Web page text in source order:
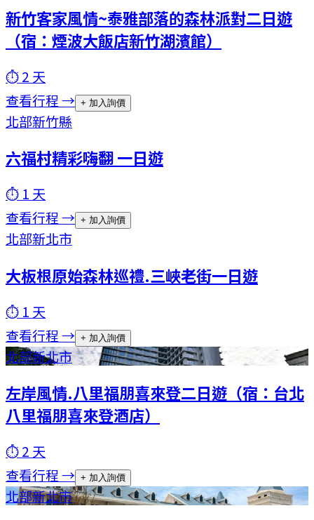
新竹客家風情~泰雅部落的森林派對二日遊
（宿：煙波大飯店新竹湖濱館）
⏱2 天
查看行程 → + 加入詢價
北部新竹縣
六福村精彩嗨翻 一日遊
⏱ 1 天
查看行程 → + 加入詢價
北部新北市
大板根原始森林巡禮.三峽老街一日遊
⏱ 1 天
查看行程 → + 加入詢價
北部新北市
左岸風情.八里福朋喜來登二日遊（宿：台北
八里福朋喜來登酒店）
⏱2 天
查看行程 → + 加入詢價
北部新北市